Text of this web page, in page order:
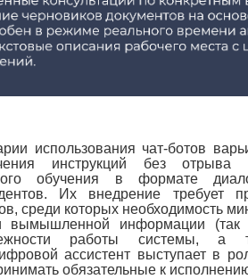
использования чат-ботов
инструкций без отрыва
обучения в формате
Их внедрение требует
среди которых необходимость
вымышленной информации (так
работы системы, а
ассистент выступает в
обязательные к